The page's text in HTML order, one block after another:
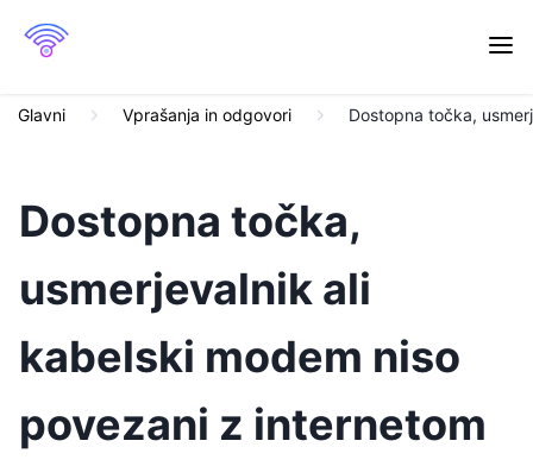
Glavni Vprašanja in odgovori Dostopna točka,
Dostopna točka,
usmerjevalnik ali
kabelski modem niso
povezani z internetom